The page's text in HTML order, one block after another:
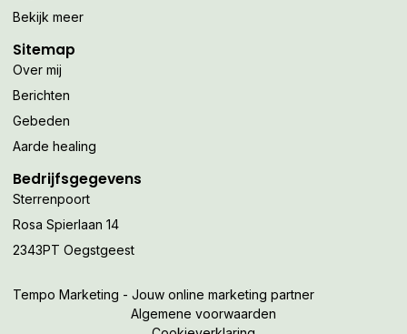
Bekijk meer
Sitemap
Over mij
Berichten
Gebeden
Aarde healing
Bedrijfsgegevens
Sterrenpoort
Rosa Spierlaan 14
2343PT Oegstgeest
Tempo Marketing - Jouw online marketing partner
Algemene voorwaarden